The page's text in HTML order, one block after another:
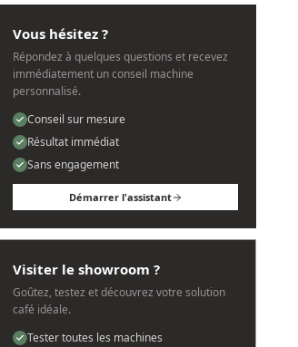
Vous hésitez ?
Répondez à quelques questions et recevez
immédiatement un conseil machine
personnalisé.
Conseil sur mesure
Résultat immédiat
Sans engagement
Démarrer l'assistant
Visiter le showroom ?
Goûtez, testez et découvrez votre solution
café idéale.
Tester toutes les machines